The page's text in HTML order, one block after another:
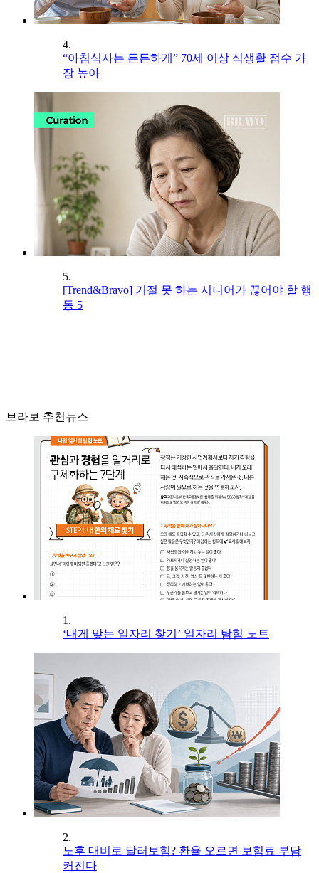
4.
“아침식사는 든든하게” 70세 이상 식생활 점수 가
장 높아
5.
[Trend&Bravo] 거절 못 하는 시니어가 끊어야 할 행
동 5
브라보 추천뉴스
1.
‘내게 맞는 일자리 찾기’ 일자리 탐험 노트
2.
노후 대비로 달러보험? 환율 오르면 보험료 부담
커진다